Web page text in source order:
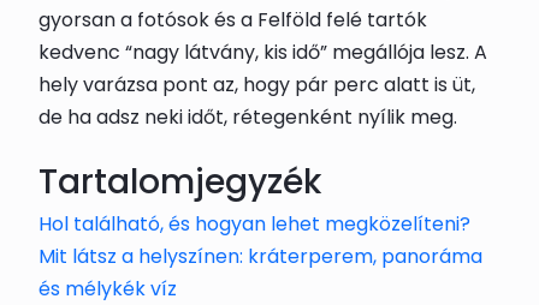
gyorsan a fotósok és a Felföld felé tartók
kedvenc “nagy látvány, kis idő” megállója lesz. A
hely varázsa pont az, hogy pár perc alatt is üt,
de ha adsz neki időt, rétegenként nyílik meg.
Tartalomjegyzék
Hol található, és hogyan lehet megközelíteni?
Mit látsz a helyszínen: kráterperem, panoráma
és mélykék víz